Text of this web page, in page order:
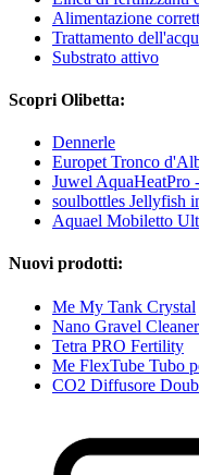
Alimentazione
Trattamento
Substrato attivo
Scopri Olibetta:
Dennerle
Europet Tronco
Juwel AquaHeatPro
soulbottles Jellyfish
Aquael Mobiletto
Nuovi prodotti:
Me My Tank Crystal
Nano Gravel
Tetra PRO Fertility
Me FlexTube Tubo
CO2 Diffusore